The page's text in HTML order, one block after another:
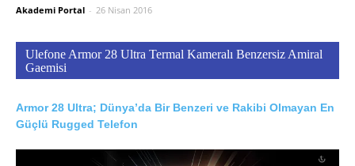
Akademi Portal - 26 Nisan 2016
Ulefone Armor 28 Ultra Termal Kameralı Benzersiz Amiral
Gaemisi
Armor 28 Ultra; Dünya’da Bir Benzeri ve Rakibi Olmayan En
Güçlü Rugged Telefon